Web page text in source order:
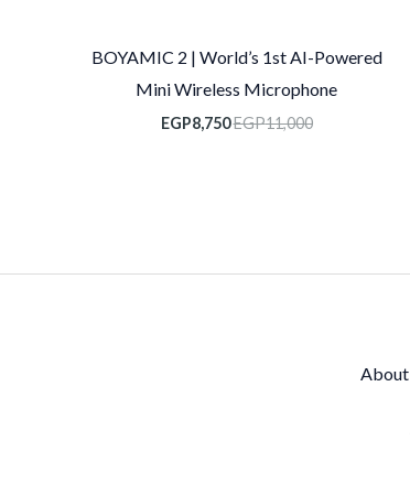
BOYAMIC 2 | World’s 1st AI-Powered
Mini Wireless Microphone
EGP11,000
EGP8,750
About